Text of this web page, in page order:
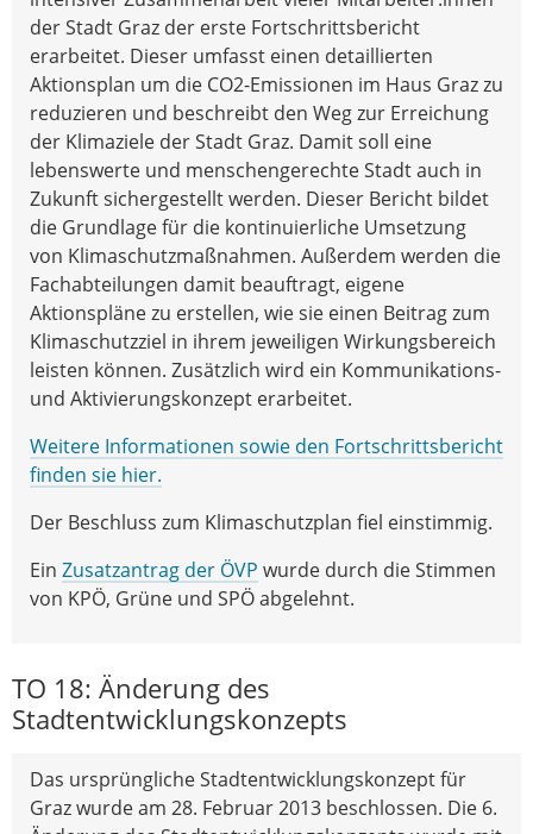
der Stadt Graz der erste Fortschrittsbericht
erarbeitet. Dieser umfasst einen detaillierten
Aktionsplan um die CO2-Emissionen im Haus Graz zu
reduzieren und beschreibt den Weg zur Erreichung
der Klimaziele der Stadt Graz. Damit soll eine
lebenswerte und menschengerechte Stadt auch in
Zukunft sichergestellt werden. Dieser Bericht bildet
die Grundlage für die kontinuierliche Umsetzung
von Klimaschutzmaßnahmen. Außerdem werden die
Fachabteilungen damit beauftragt, eigene
Aktionspläne zu erstellen, wie sie einen Beitrag zum
Klimaschutzziel in ihrem jeweiligen Wirkungsbereich
leisten können. Zusätzlich wird ein Kommunikations-
und Aktivierungskonzept erarbeitet.
Weitere Informationen sowie den Fortschrittsbericht
finden sie hier.
Der Beschluss zum Klimaschutzplan fiel einstimmig.
Ein Zusatzantrag der ÖVP wurde durch die Stimmen
von KPÖ, Grüne und SPÖ abgelehnt.
TO 18: Änderung des
Stadtentwicklungskonzepts
Das ursprüngliche Stadtentwicklungskonzept für
Graz wurde am 28. Februar 2013 beschlossen. Die 6.